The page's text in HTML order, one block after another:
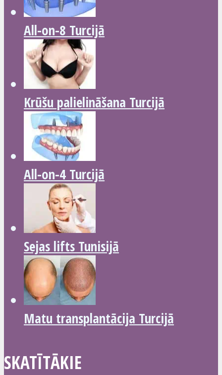
All-on-8 Turcijā
Krūšu palielināšana Turcijā
All-on-4 Turcijā
Sejas lifts Tunisijā
Matu transplantācija Turcijā
SKATĪTĀKIE